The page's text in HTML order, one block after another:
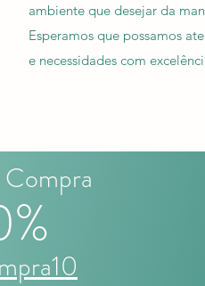
ambiente que desejar da
Esperamos que possamos
e necessidades com